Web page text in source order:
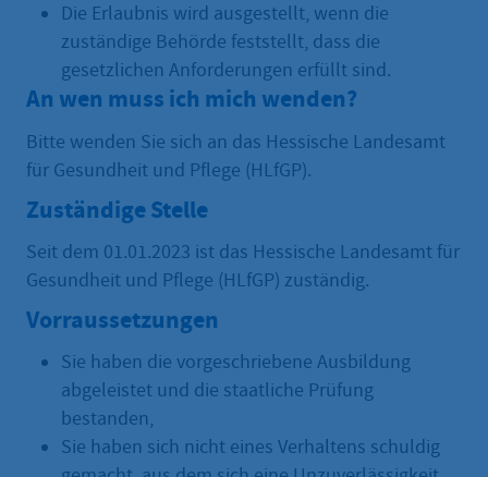
Die Erlaubnis wird ausgestellt, wenn die
zuständige Behörde feststellt, dass die
gesetzlichen Anforderungen erfüllt sind.
An wen muss ich mich wenden?
Bitte wenden Sie sich an das Hessische Landesamt
für Gesundheit und Pflege (HLfGP).
Zuständige Stelle
Seit dem 01.01.2023 ist das Hessische Landesamt für
Gesundheit und Pflege (HLfGP) zuständig.
Vorraussetzungen
Sie haben die vorgeschriebene Ausbildung
abgeleistet und die staatliche Prüfung
bestanden,
Sie haben sich nicht eines Verhaltens schuldig